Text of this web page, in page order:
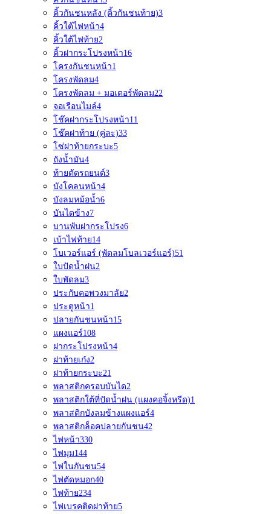
คิ้วกันชนหลัง (คิ้วกันชนท้าย)3
คิ้วใต้ไฟหน้า4
คิ้วใต้ไฟท้าย2
คิ้วฝากระโปรงหน้า16
โครงกันชนหน้า1
โครงพัดลม4
โครงพัดลม + มอเตอร์พัดลม22
จอเรือนไมล์4
โช๊คฝากระโปรงหน้า11
โช๊คฝาท้าย (คู่ละ)33
โซ่ฝาท้ายกระบะ5
ถังน้ำมัน4
ท้ายตัดรถยนต์3
บังโคลนหน้า4
บังลมหม้อน้ำ6
บันไดข้าง7
บานพับฝากระโปรง6
เบ้าไฟท้าย14
โบเวอร์แอร์ (พัดลมโบลเวอร์แอร์)51
ใบปัดน้ำฝน2
ใบพัดลม3
ประกับคอพวงมาลัย2
ประตูหน้า1
ปลายกันชนหน้า15
แผงแอร์108
ฝากระโปรงหน้า4
ฝาท้ายเก๋ง2
ฝาท้ายกระบะ21
พลาสติกครอบบันได2
พลาสติกใต้ที่ปัดน้ำฝน (แผงคอจิ้งหรีด)1
พลาสติกบังลมข้างแผงแอร์4
พลาสติกล็อคปลายกันชน42
ไฟหน้า330
ไฟมุม144
ไฟในกันชน54
ไฟตัดหมอก40
ไฟท้าย234
ไฟเบรคติดฝาท้าย5